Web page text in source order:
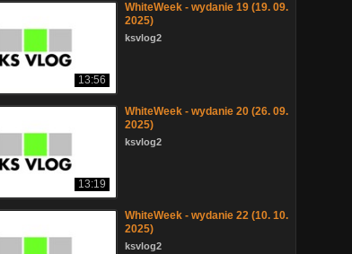
13:56
WhiteWeek - wydanie 19 (19. 09.
2025)
ksvlog2
13:19
WhiteWeek - wydanie 20 (26. 09.
2025)
ksvlog2
WhiteWeek - wydanie 22 (10. 10.
2025)
ksvlog2